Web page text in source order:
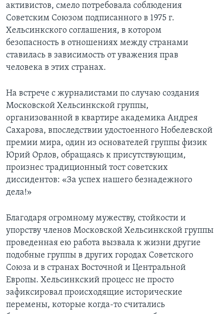
Языки
активистов, смело потребовала соблюдения
Советским Союзом подписанного в 1975 г.
Хельсинкского соглашения, в котором
безопасность в отношениях между странами
ставилась в зависимость от уважения прав
человека в этих странах.
На встрече с журналистами по случаю создания
Московской Хельсинкской группы,
организованной в квартире академика Андрея
Сахарова, впоследствии удостоенного Нобелевской
премии мира, один из основателей группы физик
Юрий Орлов, обращаясь к присутствующим,
произнес традиционный тост советских
диссидентов: «За успех нашего безнадежного
дела!»
Благодаря огромному мужеству, стойкости и
упорству членов Московской Хельсинкской группы
проведенная ею работа вызвала к жизни другие
подобные группы в других городах Советского
Союза и в странах Восточной и Центральной
Европы. Хельсинкский процесс не просто
зафиксировал происходящие исторические
перемены, которые когда-то считались